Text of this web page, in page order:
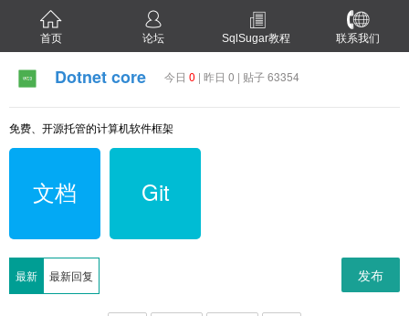
首页 论坛 SqlSugar教程 联系我们
Dotnet core 今日 0 | 昨日 0 | 贴子 63354
免费、开源托管的计算机软件框架
文档 Git
最新 最新回复 发布